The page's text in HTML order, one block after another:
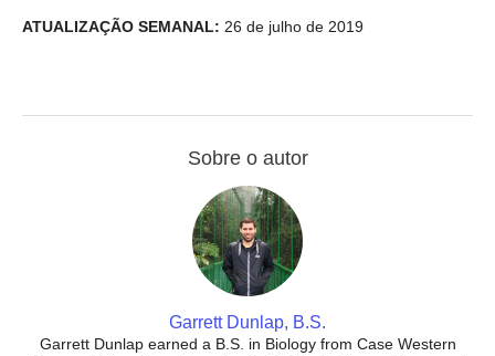
ATUALIZAÇÃO SEMANAL: 26 de julho de 2019
Sobre o autor
Garrett Dunlap, B.S.
Garrett Dunlap earned a B.S. in Biology from Case Western